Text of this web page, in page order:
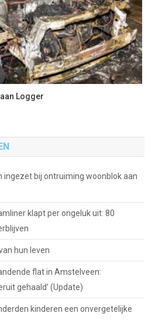
Logger
ingezet bij ontruiming woonblok aan
klapt per ongeluk uit: 80
hun leven
flat in Amstelveen:
gehaald’ (Update)
kinderen een onvergetelijke